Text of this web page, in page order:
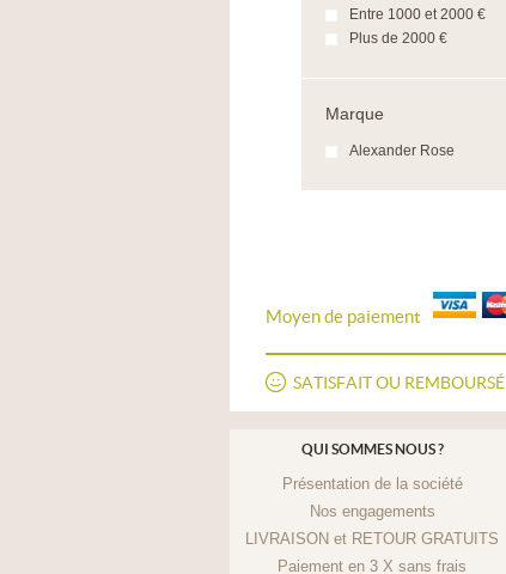
Entre 1000 et 2000 €
Plus de 2000 €
Marque
Alexander Rose
Moyen de paiement
SATISFAIT OU REMBOURSÉ
QUI SOMMES NOUS ?
Présentation de la société
Nos engagements
LIVRAISON et RETOUR GRATUITS
Paiement en 3 X sans frais